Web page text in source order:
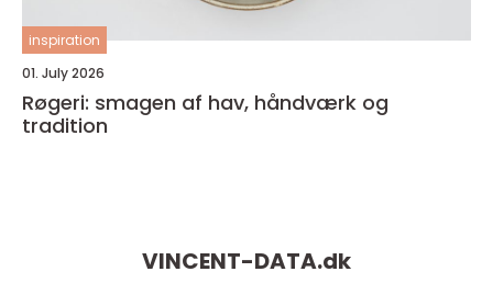
inspiration
01. July 2026
Røgeri: smagen af hav, håndværk og
tradition
VINCENT-DATA.dk